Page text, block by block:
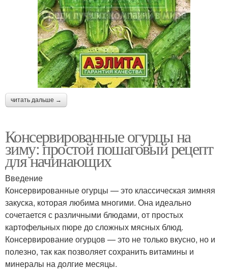
читать дальше →
Консервированные огурцы на
зиму: простой пошаговый рецепт
для начинающих
Введение
Консервированные огурцы — это классическая зимняя
закуска, которая любима многими. Она идеально
сочетается с различными блюдами, от простых
картофельных пюре до сложных мясных блюд.
Консервирование огурцов — это не только вкусно, но и
полезно, так как позволяет сохранить витамины и
минералы на долгие месяцы.